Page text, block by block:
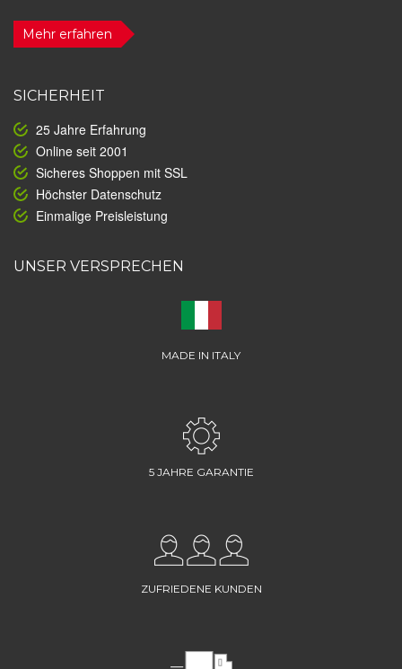
Mehr erfahren
SICHERHEIT
25 Jahre Erfahrung
Online seit 2001
Sicheres Shoppen mit SSL
Höchster Datenschutz
Einmalige Preisleistung
UNSER VERSPRECHEN
MADE IN ITALY
5 JAHRE GARANTIE
ZUFRIEDENE KUNDEN